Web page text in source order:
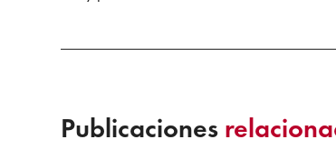
Publicaciones